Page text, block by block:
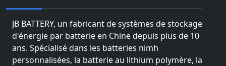
JB BATTERY, un fabricant de systèmes de stockage
d'énergie par batterie en Chine depuis plus de 10
ans. Spécialisé dans les batteries nimh
personnalisées, la batterie au lithium polymère, la